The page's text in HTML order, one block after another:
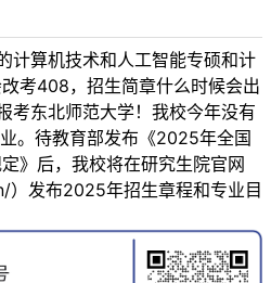
计算机技术和人工智能专硕和计
考408，招生简章什么时候会出
考东北师范大学！我校今年没有
。待教育部发布《2025年全国
》后，我校将在研究生院官网
）发布2025年招生章程和专业目